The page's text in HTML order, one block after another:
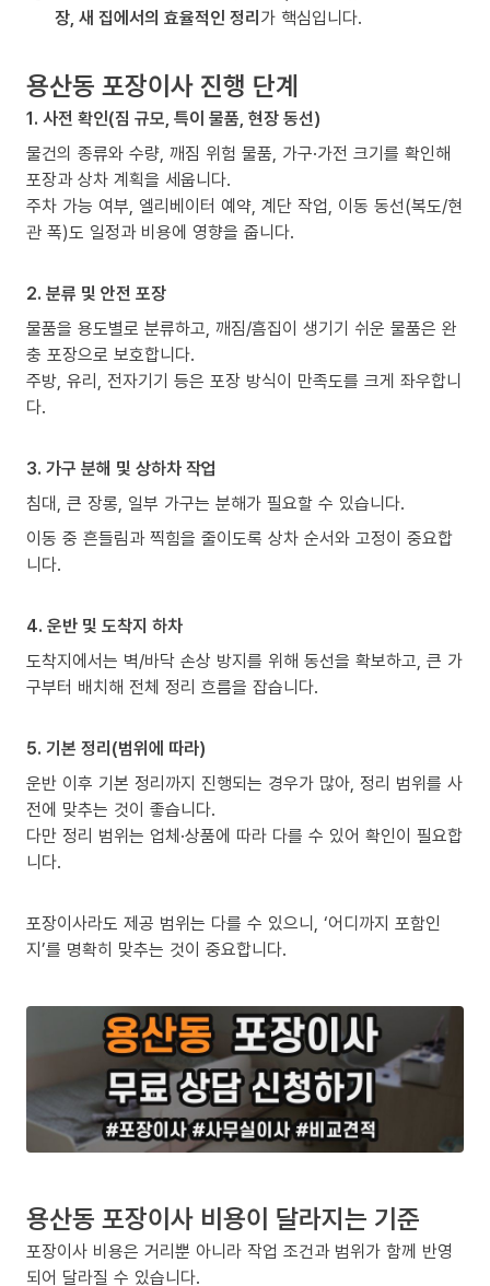
장, 새 집에서의 효율적인 정리가 핵심입니다.
용산동 포장이사 진행 단계
1. 사전 확인(짐 규모, 특이 물품, 현장 동선)
물건의 종류와 수량, 깨짐 위험 물품, 가구·가전 크기를 확인해
포장과 상차 계획을 세웁니다.
주차 가능 여부, 엘리베이터 예약, 계단 작업, 이동 동선(복도/현
관 폭)도 일정과 비용에 영향을 줍니다.
2. 분류 및 안전 포장
물품을 용도별로 분류하고, 깨짐/흠집이 생기기 쉬운 물품은 완
충 포장으로 보호합니다.
주방, 유리, 전자기기 등은 포장 방식이 만족도를 크게 좌우합니
다.
3. 가구 분해 및 상하차 작업
침대, 큰 장롱, 일부 가구는 분해가 필요할 수 있습니다.
이동 중 흔들림과 찍힘을 줄이도록 상차 순서와 고정이 중요합
니다.
4. 운반 및 도착지 하차
도착지에서는 벽/바닥 손상 방지를 위해 동선을 확보하고, 큰 가
구부터 배치해 전체 정리 흐름을 잡습니다.
5. 기본 정리(범위에 따라)
운반 이후 기본 정리까지 진행되는 경우가 많아, 정리 범위를 사
전에 맞추는 것이 좋습니다.
다만 정리 범위는 업체·상품에 따라 다를 수 있어 확인이 필요합
니다.
포장이사라도 제공 범위는 다를 수 있으니, ‘어디까지 포함인
지’를 명확히 맞추는 것이 중요합니다.
용산동 포장이사 비용이 달라지는 기준
포장이사 비용은 거리뿐 아니라 작업 조건과 범위가 함께 반영
되어 달라질 수 있습니다.